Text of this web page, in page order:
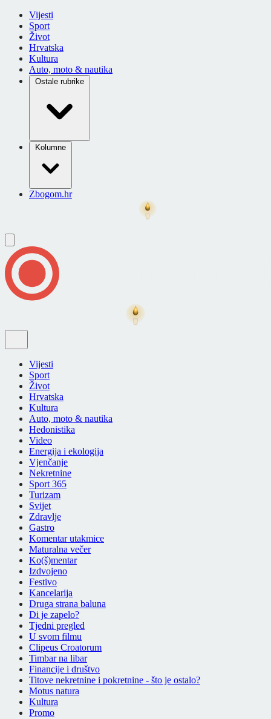
Vijesti
Sport
Život
Hrvatska
Kultura
Auto, moto & nautika
Ostale rubrike
Kolumne
Zbogom.hr
Vijesti
Sport
Život
Hrvatska
Kultura
Auto, moto & nautika
Hedonistika
Video
Energija i ekologija
Vjenčanje
Nekretnine
Sport 365
Turizam
Svijet
Zdravlje
Gastro
Komentar utakmice
Maturalna večer
Ko(š)mentar
Izdvojeno
Festivo
Kancelarija
Druga strana baluna
Di je zapelo?
Tjedni pregled
U svom filmu
Clipeus Croatorum
Timbar na libar
Financije i društvo
Titove nekretnine i pokretnine - što je ostalo?
Motus natura
Kultura
Promo